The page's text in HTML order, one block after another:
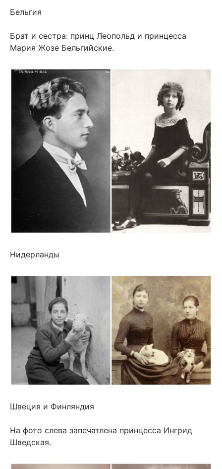
Бельгия
Брат и сестра: принц Леопольд и принцесса
Мария Жозе Бельгийские.
Нидерланды
Швеция и Финляндия
На фото слева запечатлена принцесса Ингрид
Шведская.